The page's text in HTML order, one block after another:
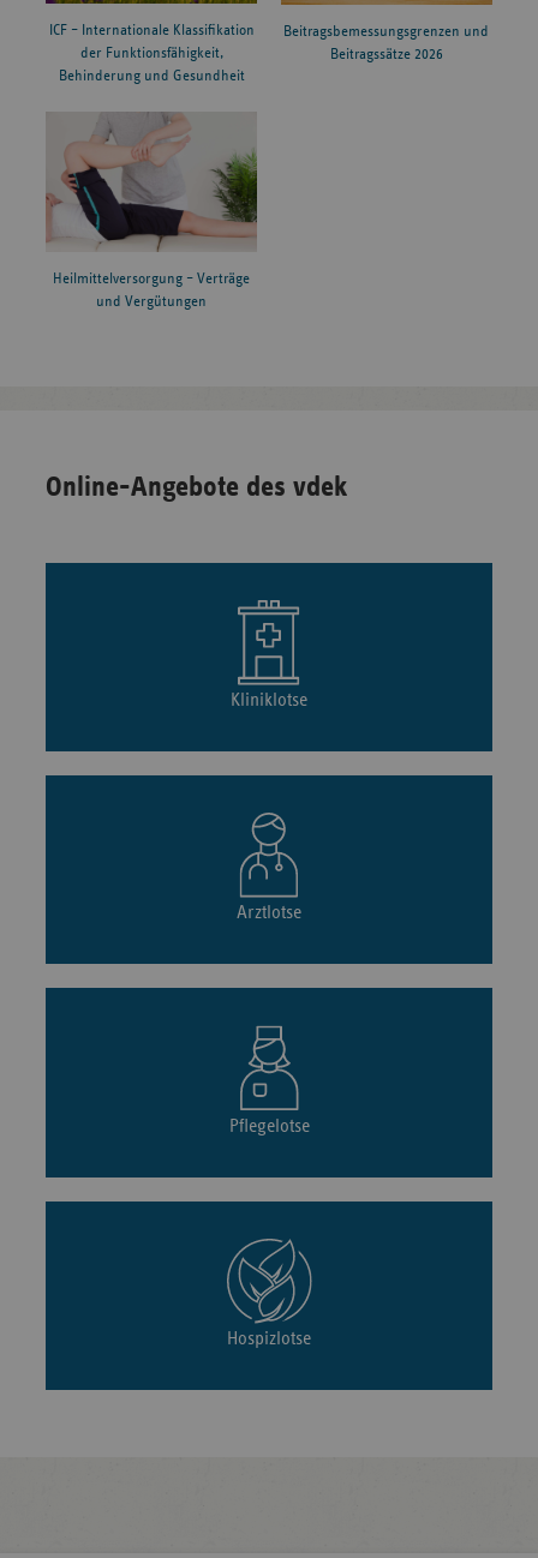
ICF – Internationale Klassifikation
der Funktionsfähigkeit,
Behinderung und Gesundheit
Beitragsbemessungsgrenzen und
Beitragssätze 2026
Heilmittelversorgung – Verträge
und Vergütungen
Online-Angebote des vdek
Kliniklotse
Arztlotse
Pflegelotse
Hospizlotse